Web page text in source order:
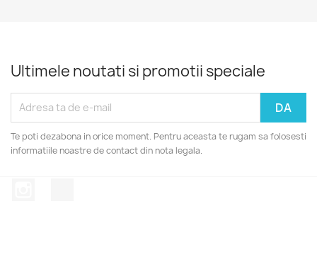
Ultimele noutati si promotii speciale
Te poti dezabona in orice moment. Pentru aceasta te rugam sa folosesti
informatiile noastre de contact din nota legala.